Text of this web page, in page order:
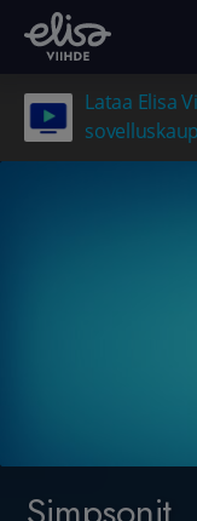
Lataa Elisa